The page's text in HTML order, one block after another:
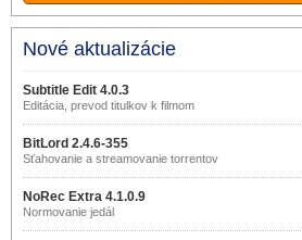
Nové aktualizácie
Subtitle Edit 4.0.3
Editácia, prevod titulkov k filmom
BitLord 2.4.6-355
Sťahovanie a streamovanie torrentov
NoRec Extra 4.1.0.9
Normovanie jedál